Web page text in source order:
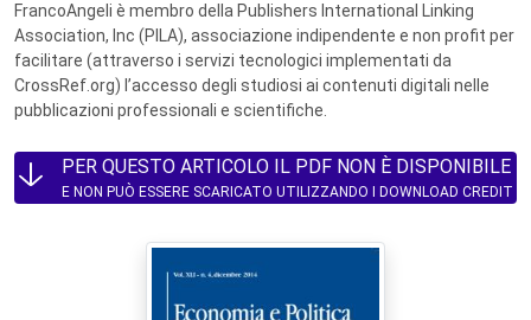
FrancoAngeli è membro della Publishers International Linking
Association, Inc (PILA), associazione indipendente e non profit per
facilitare (attraverso i servizi tecnologici implementati da
CrossRef.org) l’accesso degli studiosi ai contenuti digitali nelle
pubblicazioni professionali e scientifiche.
PER QUESTO ARTICOLO IL PDF NON È DISPONIBILE
E NON PUÒ ESSERE SCARICATO UTILIZZANDO I DOWNLOAD CREDIT